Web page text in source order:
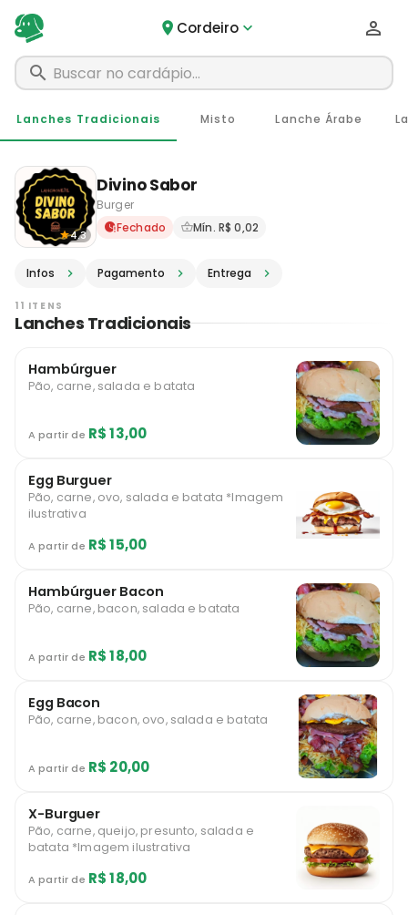
Cordeiro
4.3
Divino Sabor
Burger
Delivery em Cordeiro - RJ
Fechado Mín. R$ 0,02
Infos Pagamento Entrega
Lanches Tradicionais Misto Lanche Árabe
11 ITENS
Lanches Tradicionais
Hambúrguer
Pão, carne, salada e batata
A partir de R$ 13,00
Egg Burguer
Pão, carne, ovo, salada e batata *Imagem
ilustrativa
A partir de R$ 15,00
Hambúrguer Bacon
Pão, carne, bacon, salada e batata
A partir de R$ 18,00
Egg Bacon
Pão, carne, bacon, ovo, salada e batata
A partir de R$ 20,00
X-Burguer
Pão, carne, queijo, presunto, salada e
batata *Imagem ilustrativa
A partir de R$ 18,00